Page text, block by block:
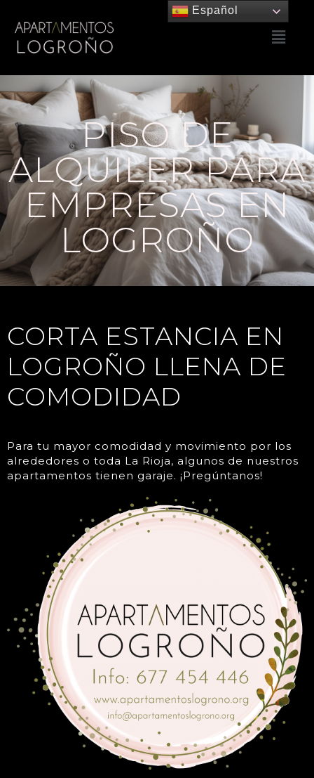
PISO DE
ALQUILER PARA
EMPRESAS EN
LOGROÑO
CORTA ESTANCIA EN
LOGROÑO LLENA DE
COMODIDAD
Para tu mayor comodidad y movimiento por los
alrededores o toda La Rioja, algunos de nuestros
apartamentos tienen garaje. ¡Pregúntanos!
Español